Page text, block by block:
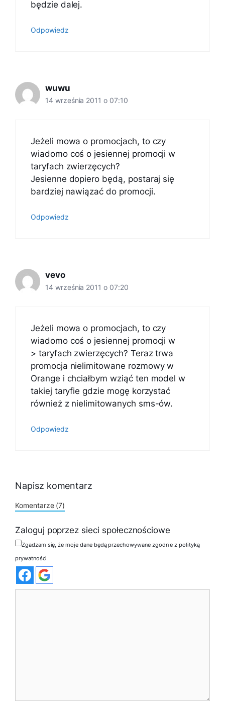
będzie dalej.
Odpowiedz
wuwu
14 września 2011 o 07:10
Jeżeli mowa o promocjach, to czy
wiadomo coś o jesiennej promocji w
taryfach zwierzęcych?
Jesienne dopiero będą, postaraj się
bardziej nawiązać do promocji.
Odpowiedz
vevo
14 września 2011 o 07:20
Jeżeli mowa o promocjach, to czy
wiadomo coś o jesiennej promocji w
> taryfach zwierzęcych? Teraz trwa
promocja nielimitowane rozmowy w
Orange i chciałbym wziąć ten model w
takiej taryfie gdzie mogę korzystać
również z nielimitowanych sms-ów.
Odpowiedz
Napisz komentarz
Komentarze (7)
Zaloguj poprzez sieci społecznościowe
Zgadzam się, że moje dane będą przechowywane zgodnie z polityką
prywatności